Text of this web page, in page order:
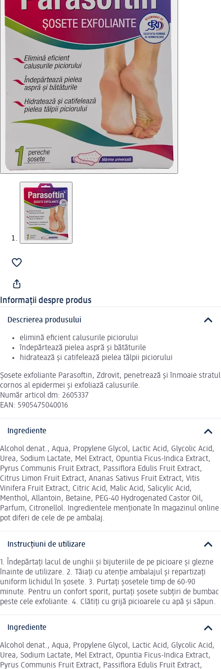
Informații despre produs
Descrierea produsului
elimină eficient calusurile piciorului
îndepărtează pielea aspră și bătăturile
hidratează și catifelează pielea tălpii piciorului
Șosete exfoliante Parasoftin, Zdrovit, penetrează și înmoaie stratul
cornos al epidermei și exfoliază calusurile.
Număr articol dm: 2605337
EAN: 5905475040016
Ingrediente
Alcohol denat., Aqua, Propylene Glycol, Lactic Acid, Glycolic Acid,
Urea, Sodium Lactate, Mel Extract, Opuntia Ficus-Indica Extract,
Pyrus Communis Fruit Extract, Passiflora Edulis Fruit Extract,
Citrus Limon Fruit Extract, Ananas Sativus Fruit Extract, Vitis
Vinifera Fruit Extract, Citric Acid, Malic Acid, Salicylic Acid,
Menthol, Allantoin, Betaine, PEG-40 Hydrogenated Castor Oil,
Parfum, Citronellol. Ingredientele menționate în magazinul online
pot diferi de cele de pe ambalaj.
Instrucțiuni de utilizare
1. Îndepărtați lacul de unghii și bijuteriile de pe picioare și glezne
înainte de utilizare. 2. Tăiați cu atenție ambalajul și repartizați
uniform lichidul în șosete. 3. Purtați șosetele timp de 60-90
minute. Pentru un confort sporit, purtați șosete subțiri de bumbac
peste cele exfoliante. 4. Clătiți cu grijă picioarele cu apă și săpun.
Ingrediente
Alcohol denat., Aqua, Propylene Glycol, Lactic Acid, Glycolic Acid,
Urea, Sodium Lactate, Mel Extract, Opuntia Ficus-Indica Extract,
Pyrus Communis Fruit Extract, Passiflora Edulis Fruit Extract,